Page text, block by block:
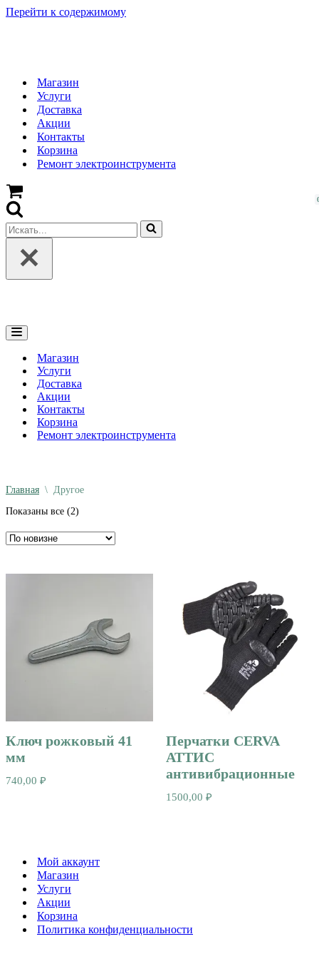
Перейти к содержимому
Магазин
Услуги
Доставка
Акции
Контакты
Корзина
Ремонт электроинструмента
Корзина
Искать...
Меню
навигации
Магазин
Услуги
Доставка
Акции
Контакты
Корзина
Ремонт электроинструмента
Главная \ Другое
Показаны все (2)
недавние
Ключ рожковый 41
мм
740,00 ₽
Перчатки CERVA
АТТИС
антивибрационные
1500,00 ₽
Мой аккаунт
Магазин
Услуги
Акции
Корзина
Политика конфиденциальности